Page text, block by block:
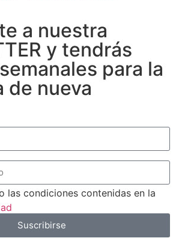
a nuestra
y tendrás
para la
de nueva
las condiciones contenidas en la
Suscribirse